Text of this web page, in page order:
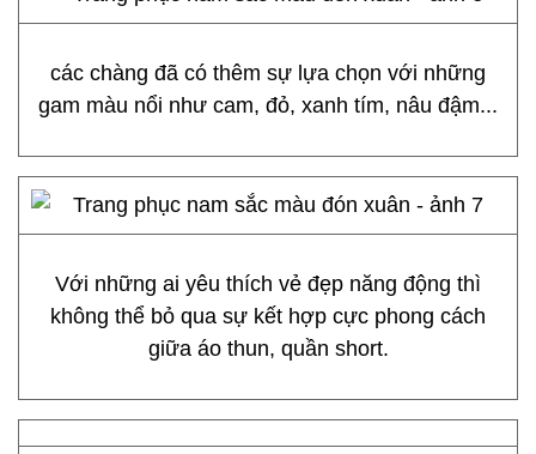
các chàng đã có thêm sự lựa chọn với những
gam màu nổi như cam, đỏ, xanh tím, nâu đậm...
Với những ai yêu thích vẻ đẹp năng động thì
không thể bỏ qua sự kết hợp cực phong cách
giữa áo thun, quần short.